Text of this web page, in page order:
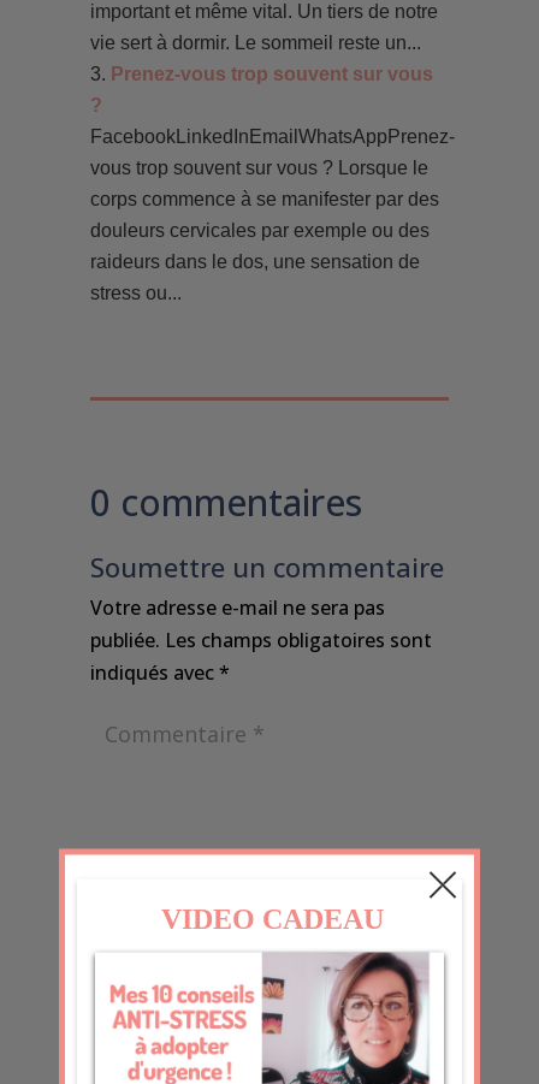
important et même vital. Un tiers de notre
vie sert à dormir. Le sommeil reste un...
Prenez-vous trop souvent sur vous
?
FacebookLinkedInEmailWhatsAppPrenez-
vous trop souvent sur vous ? Lorsque le
corps commence à se manifester par des
douleurs cervicales par exemple ou des
raideurs dans le dos, une sensation de
stress ou...
0 commentaires
Soumettre un commentaire
Votre adresse e-mail ne sera pas
publiée. Les champs obligatoires sont
indiqués avec*